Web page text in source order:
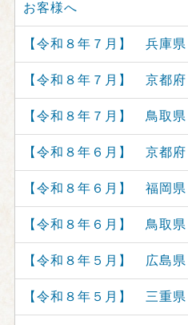
お客様へ
【令和８年７月】 兵庫県
【令和８年７月】 京都府
【令和８年７月】 鳥取県
【令和８年６月】 京都府
【令和８年６月】 福岡県
【令和８年６月】 鳥取県
【令和８年５月】 広島県
【令和８年５月】 三重県